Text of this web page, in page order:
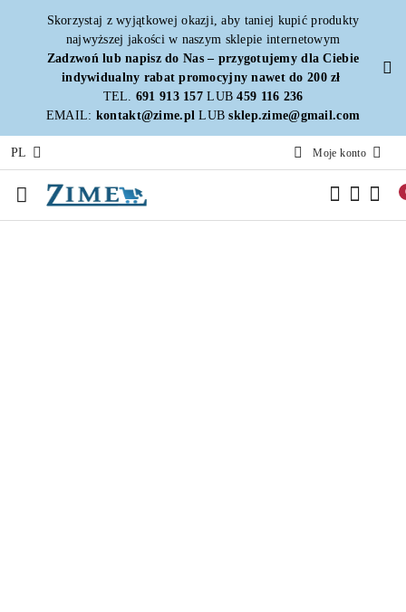
Przejdź do treści głównej
Przejdź do wyszukiwarki
Przejdź do moje konto
Przejdź do menu głównego
Przejdź do opisu produktu
Przejdź do stopki
Skorzystaj z wyjątkowej okazji, aby taniej kupić produkty
najwyższej jakości w naszym sklepie internetowym
Zadzwoń lub napisz do Nas – przygotujemy dla Ciebie
indywidualny rabat promocyjny nawet do 200 zł
TEL. 691 913 157 LUB459 116 236
EMAIL: kontakt@zime.pl LUBsklep.zime@gmail.com
PL Moje konto